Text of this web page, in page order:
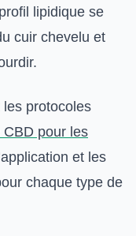
lipidique se
cuir chevelu et
protocoles
CBD pour les
et les
chaque type de